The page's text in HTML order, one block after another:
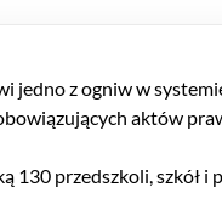
jedno z ogniw w
aktów
130 przedszkoli, szkół